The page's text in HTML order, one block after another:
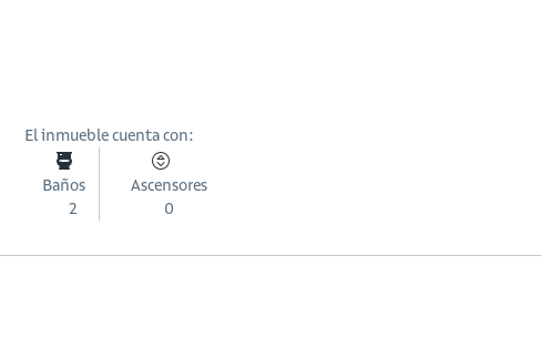
El inmueble cuenta con:
Baños
2
Ascensores
0